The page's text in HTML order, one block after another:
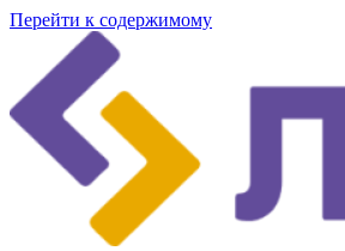
Перейти к содержимому